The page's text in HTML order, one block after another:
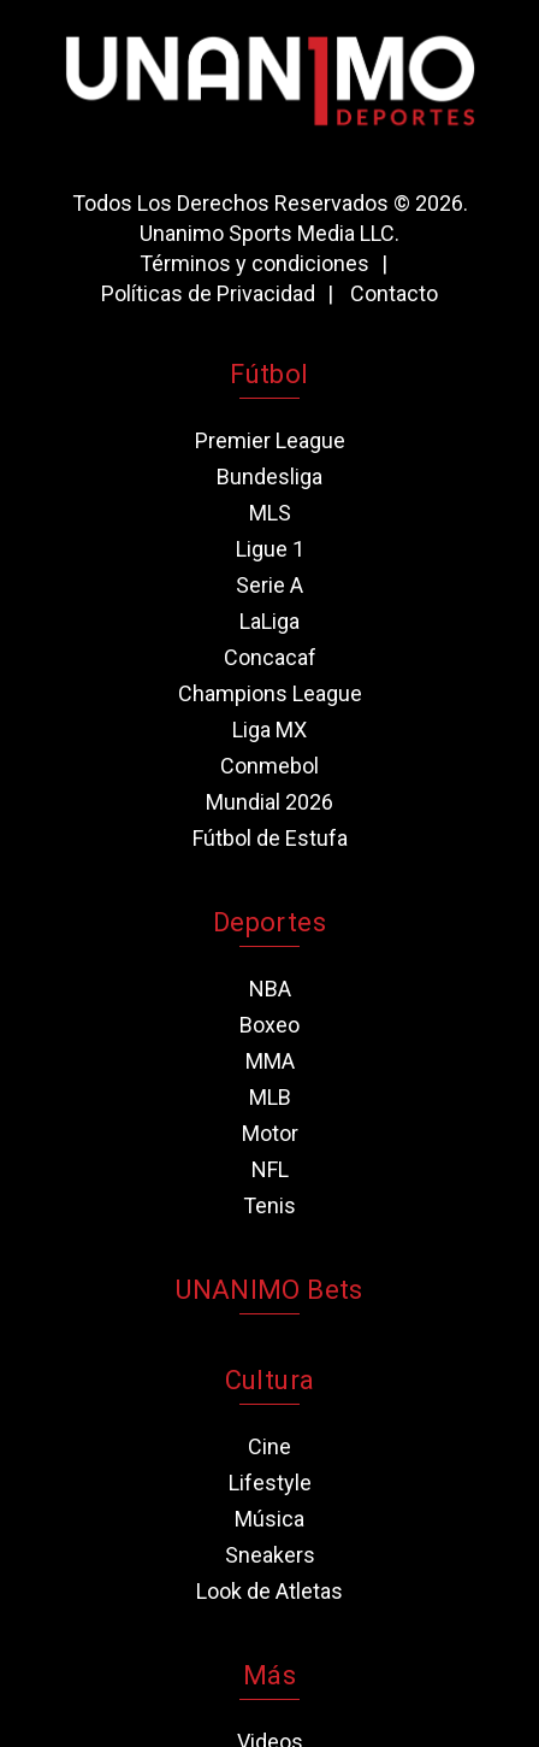
Todos Los Derechos Reservados © 2026.
Unanimo Sports Media LLC.
Términos y condiciones
Políticas de Privacidad
Contacto
Fútbol
Premier League
Bundesliga
MLS
Ligue 1
Serie A
LaLiga
Concacaf
Champions League
Liga MX
Conmebol
Mundial 2026
Fútbol de Estufa
Deportes
NBA
Boxeo
MMA
MLB
Motor
NFL
Tenis
UNANIMO Bets
Cultura
Cine
Lifestyle
Música
Sneakers
Look de Atletas
Más
Videos